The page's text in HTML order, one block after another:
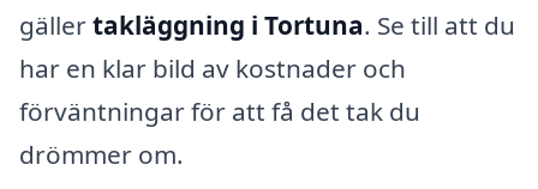
gällertakläggning i Tortuna. Se till att du
har en klar bild av kostnader och
förväntningar för att få det tak du
drömmer om.